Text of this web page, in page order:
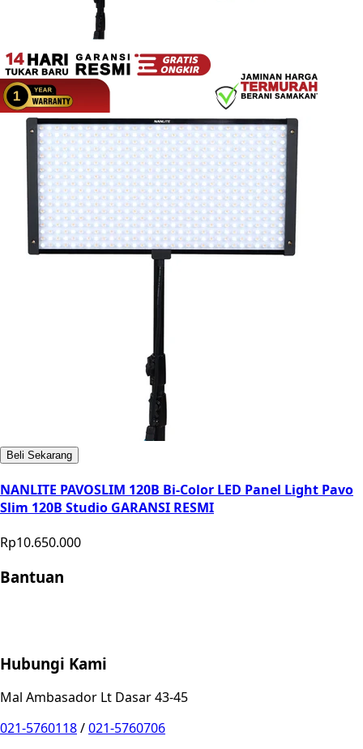
Beli Sekarang
NANLITE PAVOSLIM 120B Bi-Color LED Panel Light Pavo
Slim 120B Studio GARANSI RESMI
Rp10.650.000
Bantuan
Hubungi Kami
Mal Ambasador Lt Dasar 43-45
021-5760118/021-5760706